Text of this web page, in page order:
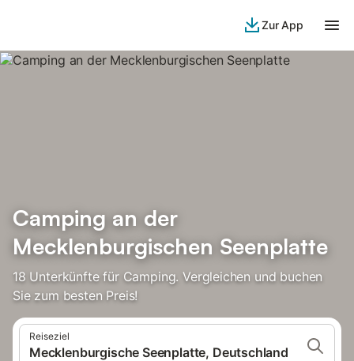
Zur App
Camping an der
Mecklenburgischen Seenplatte
18 Unterkünfte für Camping. Vergleichen und buchen
Sie zum besten Preis!
Reiseziel
Mecklenburgische Seenplatte, Deutschland